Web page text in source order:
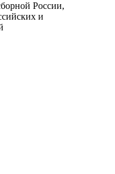
России,
и